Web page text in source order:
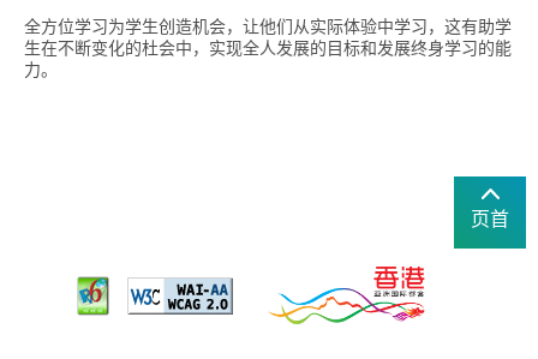
全方位学习为学生创造机会，让他们从实际体验中学习，这有助学
生在不断变化的杜会中，实现全人发展的目标和发展终身学习的能
力。
页首